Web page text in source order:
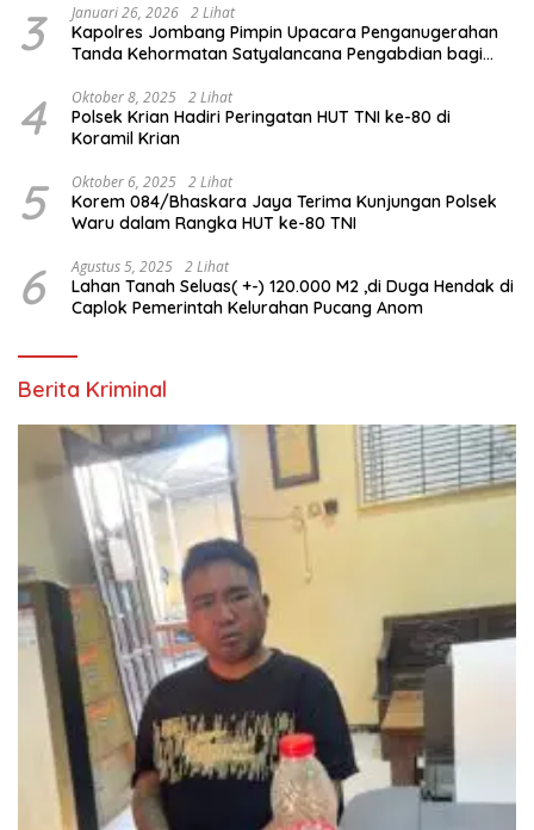
3 Januari 26, 2026 2 Lihat
Kapolres Jombang Pimpin Upacara Penganugerahan
Tanda Kehormatan Satyalancana Pengabdian bagi
4 Oktober 8, 2025 2 Lihat
Polsek Krian Hadiri Peringatan HUT TNI ke-80 di
Koramil Krian
5 Oktober 6, 2025 2 Lihat
Korem 084/Bhaskara Jaya Terima Kunjungan Polsek
6 Agustus 5, 2025 2 Lihat
Lahan Tanah Seluas( +-) 120.000 M2 ,di Duga Hendak di
Caplok Pemerintah Kelurahan Pucang Anom
Berita Kriminal